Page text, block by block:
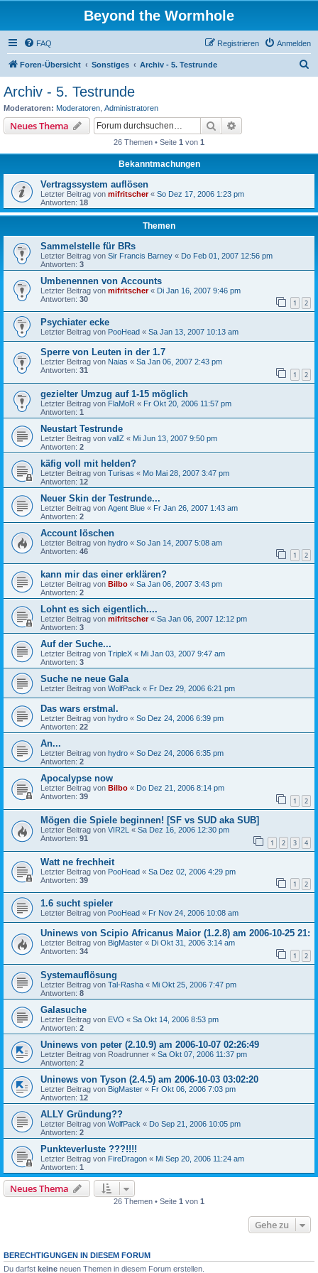
Beyond the Wormhole
FAQ Anmelden
Registrieren
Foren-Übersicht Sonstiges Archiv - 5. Testrunde
Archiv - 5. Testrunde
Moderatoren: Moderatoren Administratoren
Neues Thema Suche
26 Themen • Seite 1 von 1
Bekanntmachungen
Vertragssystem auflösen
Letzter Beitrag von mifritscher« So Dez 17, 2006 1:23 pm
Antworten: 18
Themen
Sammelstelle für BRs
Letzter Beitrag von Sir Francis Barney « Do Feb 01, 2007 12:56 pm
Antworten: 3
Umbenennen von Accounts
Letzter Beitrag von mifritscher« Di Jan 16, 2007 9:46 pm
Antworten: 30 1 2
Psychiater ecke
Letzter Beitrag von PooHead « Sa Jan 13, 2007 10:13 am
Sperre von Leuten in der 1.7
Letzter Beitrag von Naias « Sa Jan 06, 2007 2:43 pm
Antworten: 31 1 2
gezielter Umzug auf 1-15 möglich
Letzter Beitrag von FlaMoR « Fr Okt 20, 2006 11:57 pm
Antworten: 1
Neustart Testrunde
Letzter Beitrag von vallZ « Mi Jun 13, 2007 9:50 pm
Antworten: 2
käfig voll mit helden?
Letzter Beitrag von Turisas « Mo Mai 28, 2007 3:47 pm
Antworten: 12
Neuer Skin der Testrunde...
Letzter Beitrag von Agent Blue « Fr Jan 26, 2007 1:43 am
Antworten: 2
Account löschen
Letzter Beitrag von hydro « So Jan 14, 2007 5:08 am
Antworten: 46 1 2
kann mir das einer erklären?
Letzter Beitrag von Bilbo « Sa Jan 06, 2007 3:43 pm
Antworten: 2
Lohnt es sich eigentlich....
Letzter Beitrag von mifritscher« Sa Jan 06, 2007 12:12 pm
Antworten: 3
Auf der Suche...
Letzter Beitrag von TripleX « Mi Jan 03, 2007 9:47 am
Antworten: 3
Suche ne neue Gala
Letzter Beitrag von WolfPack « Fr Dez 29, 2006 6:21 pm
Das wars erstmal.
Letzter Beitrag von hydro « So Dez 24, 2006 6:39 pm
Antworten: 22
An...
Letzter Beitrag von hydro « So Dez 24, 2006 6:35 pm
Antworten: 2
Apocalypse now
Letzter Beitrag von Bilbo « Do Dez 21, 2006 8:14 pm
Antworten: 39 1 2
Mögen die Spiele beginnen! [SF vs SUD aka SUB]
Letzter Beitrag von VIR2L « Sa Dez 16, 2006 12:30 pm
Antworten: 91 1 2 3 4
Watt ne frechheit
Letzter Beitrag von PooHead « Sa Dez 02, 2006 4:29 pm
Antworten: 39 1 2
1.6 sucht spieler
Letzter Beitrag von PooHead « Fr Nov 24, 2006 10:08 am
Uninews von Scipio Africanus Maior (1.2.8) am 2006-10-25 21:
Letzter Beitrag von BigMaster « Di Okt 31, 2006 3:14 am
Antworten: 34 1 2
Systemauflösung
Letzter Beitrag von Tal-Rasha « Mi Okt 25, 2006 7:47 pm
Antworten: 8
Galasuche
Letzter Beitrag von EVO « Sa Okt 14, 2006 8:53 pm
Antworten: 2
Uninews von peter (2.10.9) am 2006-10-07 02:26:49
Letzter Beitrag von Roadrunner « Sa Okt 07, 2006 11:37 pm
Antworten: 2
Uninews von Tyson (2.4.5) am 2006-10-03 03:02:20
Letzter Beitrag von BigMaster « Fr Okt 06, 2006 7:03 pm
Antworten: 12
ALLY Gründung??
Letzter Beitrag von WolfPack « Do Sep 21, 2006 10:05 pm
Antworten: 2
Punkteverluste ???!!!!
Letzter Beitrag von FireDragon « Mi Sep 20, 2006 11:24 am
Antworten: 1
Neues Thema
26 Themen • Seite 1 von 1
Gehe zu
BERECHTIGUNGEN IN DIESEM FORUM
Du darfst keine neuen Themen in diesem Forum erstellen.